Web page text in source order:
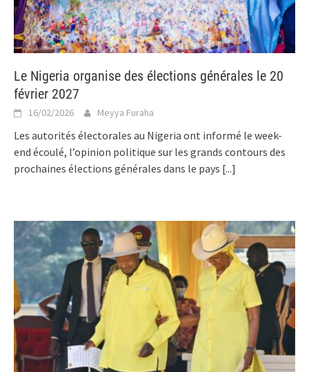
Le Nigeria organise des élections générales le 20
février 2027
16/02/2026 Meyya Furaha
Les autorités électorales au Nigeria ont informé le week-
end écoulé, l’opinion politique sur les grands contours des
prochaines élections générales dans le pays [...]